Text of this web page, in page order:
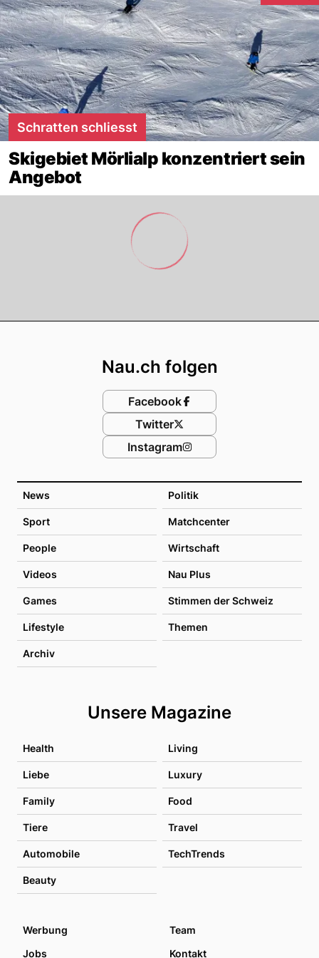
Schratten schliesst
Skigebiet Mörlialp konzentriert sein
Angebot
News Politik
Sport Matchcenter
People Wirtschaft
Videos Nau Plus
Games Stimmen der Schweiz
Lifestyle Themen
Archiv
Unsere Magazine
Health Living
Liebe Luxury
Family Food
Tiere Travel
Automobile TechTrends
Beauty
Nau.ch folgen
Facebook
Twitter
Instagram
Werbung
Team
Jobs
Kontakt